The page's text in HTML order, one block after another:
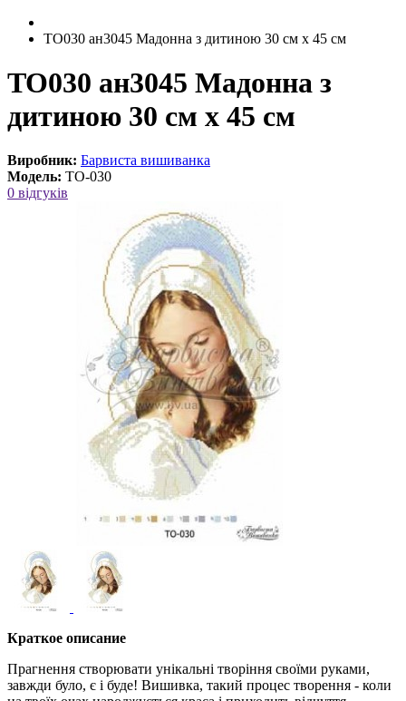
TO030 ан3045 Мадонна з дитиною 30 см x 45 см
TO030 ан3045 Мадонна з
дитиною 30 см x 45 см
Виробник: Барвиста вишиванка
Модель: ТО-030
0 відгуків
Краткое описание
Прагнення створювати унікальні творіння своїми руками,
завжди було, є і буде! Вишивка, такий процес творення - коли